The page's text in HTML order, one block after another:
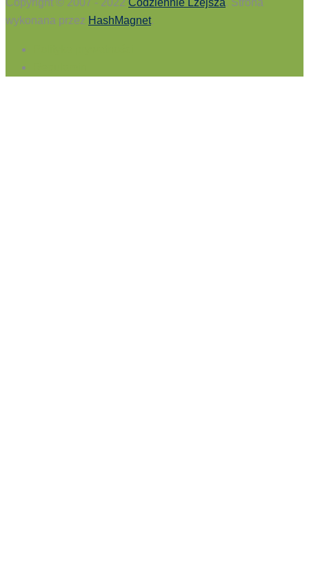
wykonana przez HashMagnet.